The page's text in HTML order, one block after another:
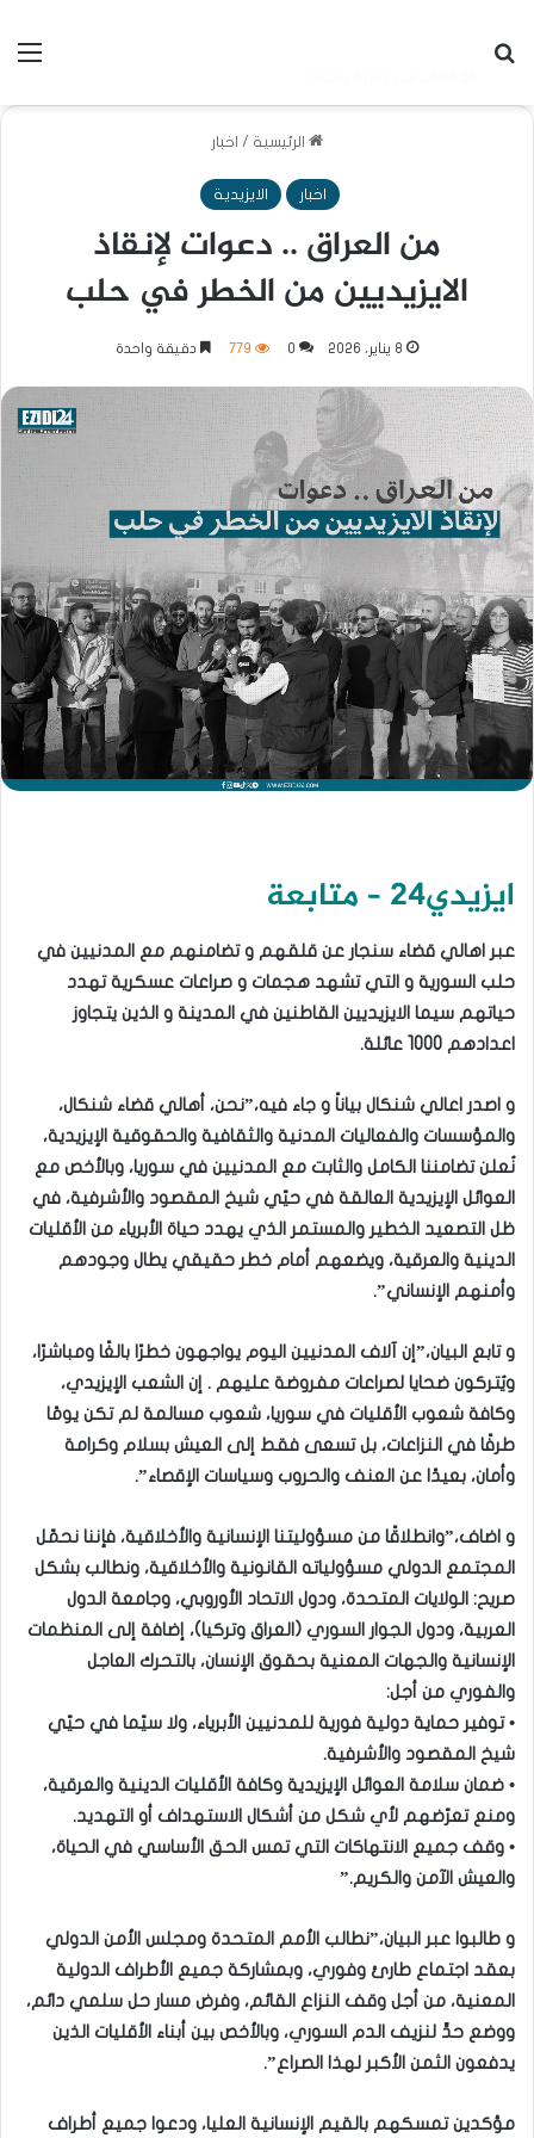
الرئيسية / اخبار
اخبار الايزيدية
من العراق .. دعوات لإنقاذ
الايزيديين من الخطر في حلب
8 يناير، 2026 0
779 دقيقة واحدة
ايزيدي24 – متابعة
عبر اهالي قضاء سنجار عن قلقهم و تضامنهم مع المدنيين في
حلب السورية و التي تشهد هجمات و صراعات عسكرية تهدد
حياتهم سيما الايزيديين القاطنين في المدينة و الذين يتجاوز
اعدادهم 1000 عائلة.
و اصدر اعالي شنكال بياناً و جاء فيه،”نحن، أهالي قضاء شنكال،
والمؤسسات والفعاليات المدنية والثقافية والحقوقية الإيزيدية،
نُعلن تضامننا الكامل والثابت مع المدنيين في سوريا، وبالأخص مع
العوائل الإيزيدية العالقة في حيّي شيخ المقصود والأشرفية، في
ظل التصعيد الخطير والمستمر الذي يهدد حياة الأبرياء من الأقليات
الدينية والعرقية، ويضعهم أمام خطر حقيقي يطال وجودهم
وأمنهم الإنساني”.
و تابع البيان،”إن آلاف المدنيين اليوم يواجهون خطرًا بالغًا ومباشرًا،
ويُتركون ضحايا لصراعات مفروضة عليهم . إن الشعب الإيزيدي،
وكافة شعوب الأقليات في سوريا، شعوب مسالمة لم تكن يومًا
طرفًا في النزاعات، بل تسعى فقط إلى العيش بسلام وكرامة
وأمان، بعيدًا عن العنف والحروب وسياسات الإقصاء”.
و اضاف،”وانطلاقًا من مسؤوليتنا الإنسانية والأخلاقية، فإننا نحمّل
المجتمع الدولي مسؤولياته القانونية والأخلاقية، ونطالب بشكل
صريح: الولايات المتحدة، ودول الاتحاد الأوروبي، وجامعة الدول
العربية، ودول الجوار السوري (العراق وتركيا)، إضافة إلى المنظمات
الإنسانية والجهات المعنية بحقوق الإنسان، بالتحرك العاجل
والفوري من أجل:
• توفير حماية دولية فورية للمدنيين الأبرياء، ولا سيّما في حيّي
شيخ المقصود والأشرفية.
• ضمان سلامة العوائل الإيزيدية وكافة الأقليات الدينية والعرقية،
ومنع تعرّضهم لأي شكل من أشكال الاستهداف أو التهديد.
• وقف جميع الانتهاكات التي تمس الحق الأساسي في الحياة،
والعيش الآمن والكريم.”
و طالبوا عبر البيان،”نطالب الأمم المتحدة ومجلس الأمن الدولي
بعقد اجتماع طارئ وفوري، وبمشاركة جميع الأطراف الدولية
المعنية، من أجل وقف النزاع القائم، وفرض مسار حل سلمي دائم،
ووضع حدٍّ لنزيف الدم السوري، وبالأخص بين أبناء الأقليات الذين
يدفعون الثمن الأكبر لهذا الصراع”.
مؤكدين تمسكهم بالقيم الإنسانية العليا، ودعوا جميع أطراف